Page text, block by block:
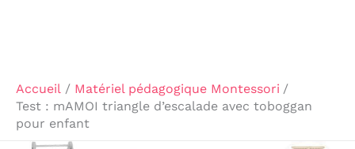
Accueil
Matériel pédagogique Montessori
Test : mAMOI triangle d’escalade avec toboggan
pour enfant